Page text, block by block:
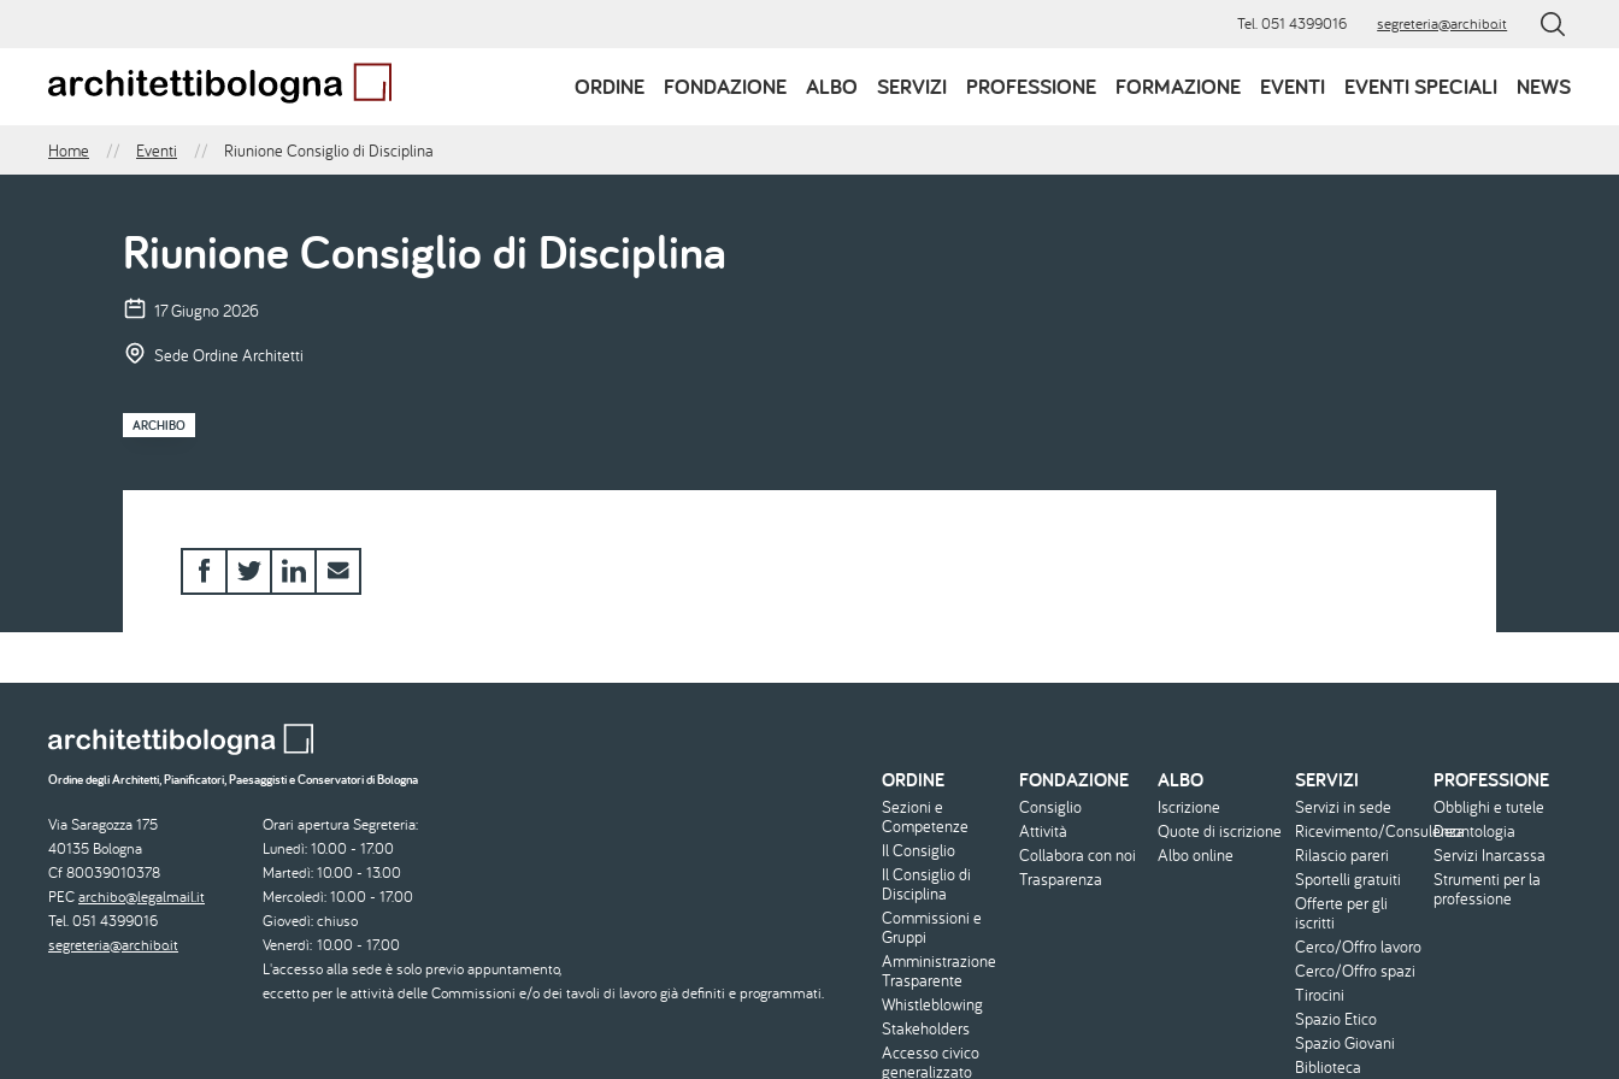
contenuto
principale
Tel. 051 4399016 segreteria@archibo.it
Navigazione
ORDINE FONDAZIONE ALBO SERVIZI PROFESSIONE FORMAZIONE EVENTI EVENTI SPECIALI NEWS
Briciole
Home Eventi Riunione Consiglio di Disciplina
Riunione Consiglio di Disciplina
17 Giugno 2026
Sede Ordine Architetti
ARCHIBO
Ordine degli Architetti, Pianificatori, Paesaggisti e Conservatori di Bologna
Via Saragozza 175
40135 Bologna
Cf 80039010378
PECarchibo@legalmail.it
Tel. 051 4399016
segreteria@archibo.it
Orari apertura Segreteria:
Lunedì: 10.00 - 17.00
Martedì: 10.00 - 13.00
Mercoledì: 10.00 - 17.00
Giovedì: chiuso
Venerdì: 10.00 - 17.00
L'accesso alla sede è solo previo appuntamento,
eccetto per le attività delle Commissioni e/o dei tavoli di lavoro già definiti e programmati.
Menu
footer
ORDINE
Sezioni e
Competenze
Il Consiglio
Il Consiglio di
Disciplina
Commissioni e
Gruppi
Amministrazione
Trasparente
Whistleblowing
Stakeholders
Accesso civico
generalizzato
FONDAZIONE
Consiglio
Attività
Collabora con noi
Trasparenza
ALBO
Iscrizione
Quote di iscrizione
Albo online
SERVIZI
Servizi in sede
Ricevimento/Consulenza
Rilascio pareri
Sportelli gratuiti
Offerte per gli
iscritti
Cerco/Offro lavoro
Cerco/Offro spazi
Tirocini
Spazio Etico
Spazio Giovani
Biblioteca
PROFESSIONE
Obblighi e tutele
Deontologia
Servizi Inarcassa
Strumenti per la
professione